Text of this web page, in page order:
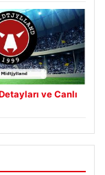
ve Canlı